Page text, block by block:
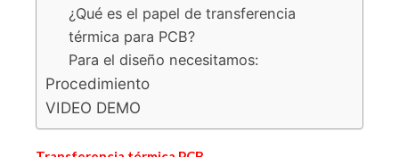
¿Qué es el papel de transferencia
térmica para PCB?
Para el diseño necesitamos:
Procedimiento
VIDEO DEMO